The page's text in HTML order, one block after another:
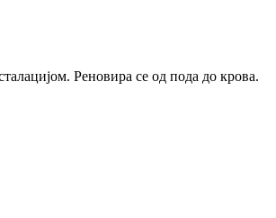
Реновира се од пода до крова.